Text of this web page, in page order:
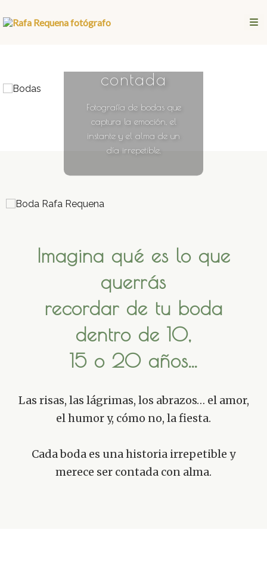
contada
Fotografía de bodas que
captura la emoción, el
instante y el alma de un
día irrepetible.
Imagina qué es lo que
querrás
recordar de tu boda
dentro de 10,
15 o 20 años...
Las risas, las lágrimas, los abrazos… el amor,
el humor y, cómo no, la fiesta.
Cada boda es una historia irrepetible y
merece ser contada con alma.